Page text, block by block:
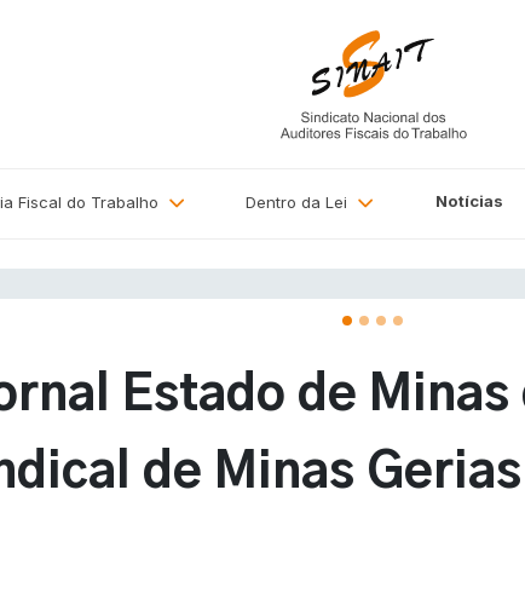
Fiscal do Trabalho Dentro da Lei Notícias
Estado de
de Minas